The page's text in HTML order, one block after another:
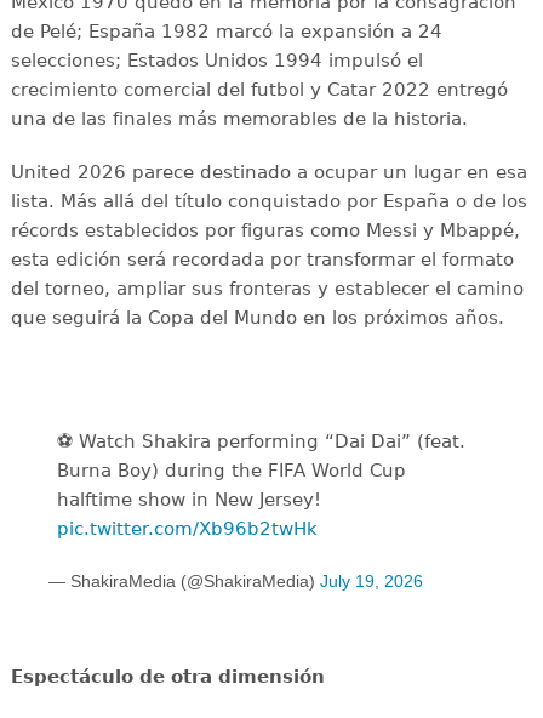
de Pelé; España 1982 marcó la expansión a 24
selecciones; Estados Unidos 1994 impulsó el
crecimiento comercial del futbol y Catar 2022 entregó
una de las finales más memorables de la historia.
United 2026 parece destinado a ocupar un lugar en esa
lista. Más allá del título conquistado por España o de los
récords establecidos por figuras como Messi y Mbappé,
esta edición será recordada por transformar el formato
del torneo, ampliar sus fronteras y establecer el camino
que seguirá la Copa del Mundo en los próximos años.
⚽️️ Watch Shakira performing “Dai Dai” (feat.
Burna Boy) during the FIFA World Cup
halftime show in New Jersey!
pic.twitter.com/Xb96b2twHk
— ShakiraMedia (@ShakiraMedia) July 19, 2026
Espectáculo de otra dimensión